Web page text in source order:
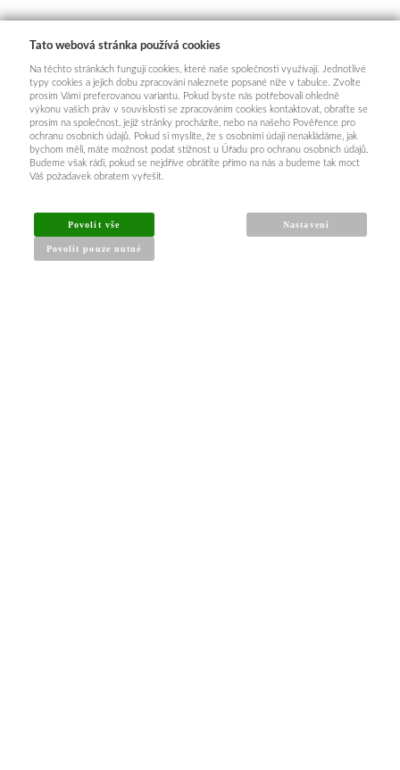
Tato webová stránka používá cookies
Na těchto stránkách fungují cookies, které naše společnosti využívají. Jednotlivé
typy cookies a jejich dobu zpracování naleznete popsané níže v tabulce. Zvolte
prosím Vámi preferovanou variantu. Pokud byste nás potřebovali ohledně
výkonu vašich práv v souvislosti se zpracováním cookies kontaktovat, obraťte se
prosím na společnost, jejíž stránky procházíte, nebo na našeho Pověřence pro
ochranu osobních údajů. Pokud si myslíte, že s osobními údaji nenakládáme, jak
bychom měli, máte možnost podat stížnost u Úřadu pro ochranu osobních údajů.
Budeme však rádi, pokud se nejdříve obrátíte přímo na nás a budeme tak moct
Váš požadavek obratem vyřešit.
Povolit vše
Povolit pouze nutné
Nastavení